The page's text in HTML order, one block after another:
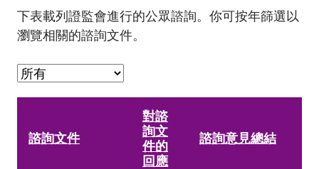
下表載列證監會進行的公眾諮詢。你可按年篩選以
瀏覽相關的諮詢文件。
諮詢文件
對諮
詢文
件的
回應
諮詢意見總結